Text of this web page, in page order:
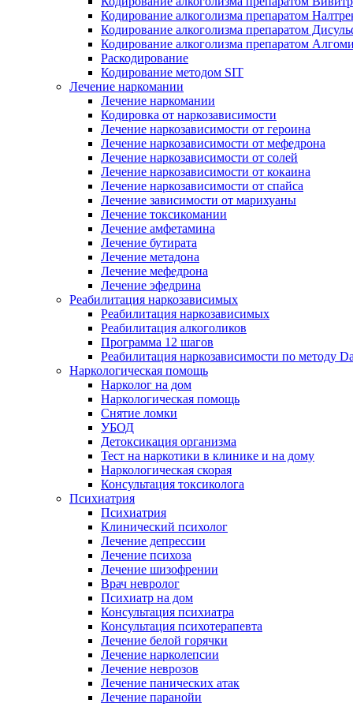
Кодирование алкоголизма препаратом
Кодирование алкоголизма препаратом
Кодирование алкоголизма препаратом
Раскодирование
Кодирование методом SIT
Лечение наркомании
Лечение наркомании
Кодировка от наркозависимости
Лечение наркозависимости от героина
Лечение наркозависимости от мефедрона
Лечение наркозависимости от солей
Лечение наркозависимости от кокаина
Лечение наркозависимости от спайса
Лечение зависимости от марихуаны
Лечение токсикомании
Лечение амфетамина
Лечение бутирата
Лечение метадона
Лечение мефедрона
Лечение эфедрина
Реабилитация наркозависимых
Реабилитация наркозависимых
Реабилитация алкоголиков
Программа 12 шагов
Реабилитация наркозависимости по методу
Наркологическая помощь
Нарколог на дом
Наркологическая помощь
Снятие ломки
УБОД
Детоксикация организма
Тест на наркотики в клинике и на дому
Наркологическая скорая
Консультация токсиколога
Психиатрия
Психиатрия
Клинический психолог
Лечение депрессии
Лечение психоза
Лечение шизофрении
Врач невролог
Психиатр на дом
Консультация психиатра
Консультация психотерапевта
Лечение белой горячки
Лечение нарколепсии
Лечение неврозов
Лечение панических атак
Лечение паранойи